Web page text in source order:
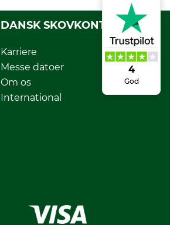
4
God
DANSK SKOVKONTOR
Karriere
Messe datoer
Om os
International